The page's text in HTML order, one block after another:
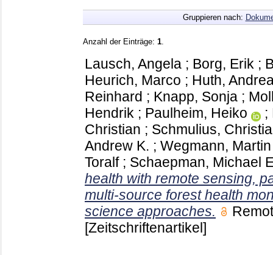
Gruppieren nach:
Anzahl der Einträge: 1
Lausch, Angela ; Borg, Erik ;
Heurich, Marco ; Huth,
Reinhard ; Knapp, Sonja ;
Hendrik ; Paulheim, Heiko ;
Christian ; Schmulius,
Andrew K. ; Wegmann, Martin
Toralf; Schaepman, Michael
health with remote sensing,
multi-source forest health
science approaches.
[Zeitschriftenartikel]